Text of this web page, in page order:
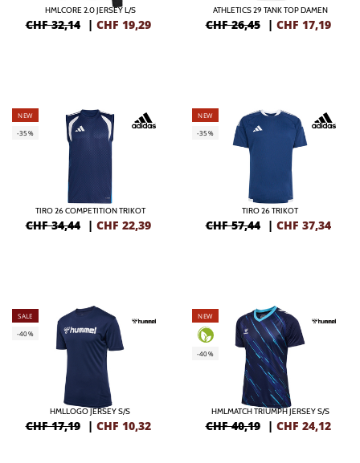
HMLCORE 2.0 JERSEY L/S
CHF 32,14 | CHF 19,29
ATHLETICS 29 TANK TOP DAMEN
CHF 26,45 | CHF 17,19
NEW
-35%
TIRO 26 COMPETITION TRIKOT
CHF 34,44 | CHF 22,39
NEW
-35%
TIRO 26 TRIKOT
CHF 57,44 | CHF 37,34
SALE
-40%
HMLLOGO JERSEY S/S
CHF 17,19 | CHF 10,32
NEW
-40%
HMLMATCH TRIUMPH JERSEY S/S
CHF 40,19 | CHF 24,12